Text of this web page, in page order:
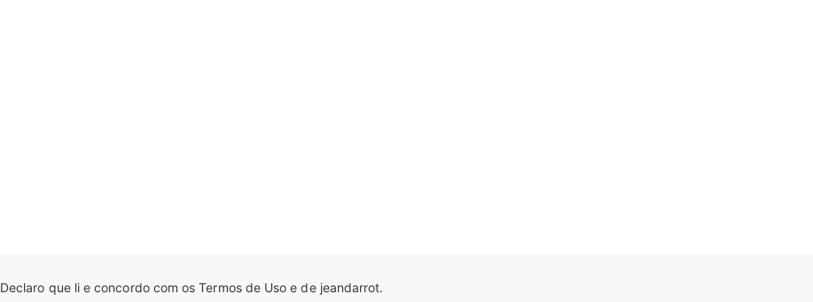
Declaro que li e concordo com os Termos de Uso e de jeandarrot.